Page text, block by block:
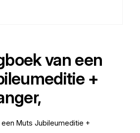
van een
+
Muts Jubileumeditie +